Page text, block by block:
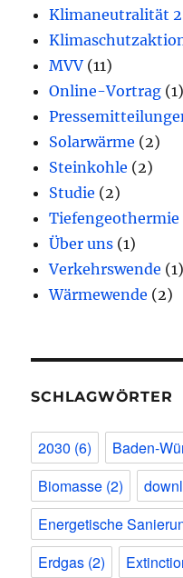
Klimaneutralität
MVV (11)
Online-Vortrag (1)
Solarwärme (2)
Steinkohle (2)
Studie (2)
Tiefengeothermie
Über uns (1)
Verkehrswende (1)
Wärmewende (2)
SCHLAGWÖRTER
2030 (6) Baden-
Biomasse (2)
Energetische
Erdgas (2)